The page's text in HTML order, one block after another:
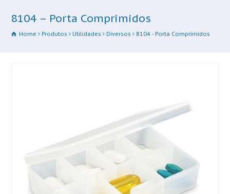
8104 – Porta Comprimidos
Home Produtos Utilidades Diversos 8104 - Porta Comprimidos